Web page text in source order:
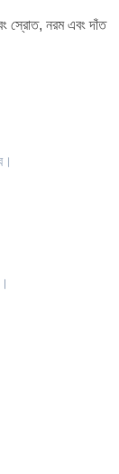
স্রোত, নরম এবং দাঁত